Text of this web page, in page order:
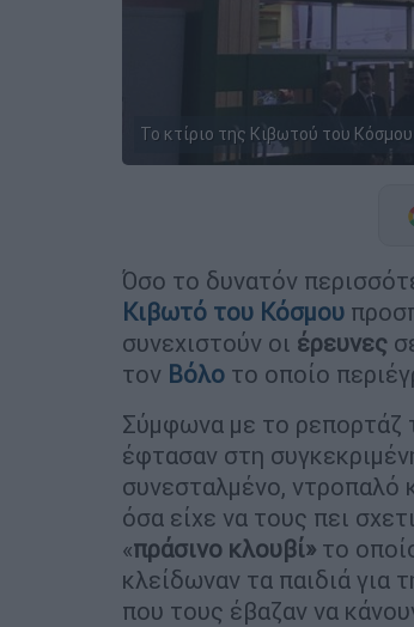
Το κτίριο της Κιβωτού του
Όσο το δυνατόν
Κιβωτό του Κόσμου
συνεχιστούν οι έρευνες
τον Βόλο το οποίο
Σύμφωνα με το ρεπορτάζ
έφτασαν στη
συνεσταλμένο, ντροπαλό
όσα είχε να τους πει
«πράσινο κλουβί» το
κλείδωναν τα παιδιά για
που τους έβαζαν να